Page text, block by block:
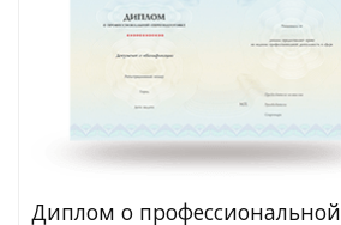
Диплом о профессиональной